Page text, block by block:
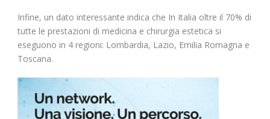
Infine, un dato interessante indica che In Italia oltre il 70% di
tutte le prestazioni di medicina e chirurgia estetica si
eseguono in 4 regioni: Lombardia, Lazio, Emilia Romagna e
Toscana.